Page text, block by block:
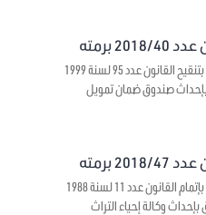
برمته
يتعلق بتنقيح القانون عدد 95 لسنة 1999
1999 المتعلق بإحداث صندوق ضمان تمويل
برمته
يتعلق بإتمام القانون عدد 11 لسنة 1988
1988 المتعلق بإحداث وكالة إحياء التراث